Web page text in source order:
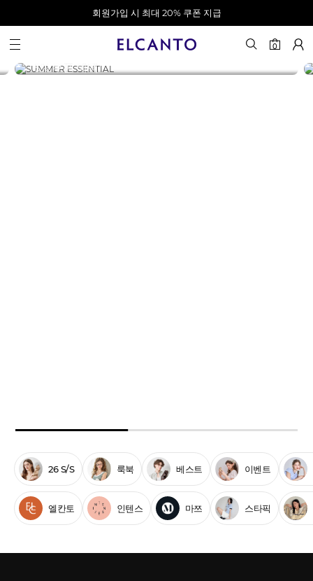
오전 10시 이전 결제 완료 시 오늘 출발!
회원가입 시 최대 20% 쿠폰 지급
카카오 채널 추가 시 10% 쿠폰 증정
0
ELCANTO
SUMMER LOOKBOOK
여름의 움직임을 정제하다
26 S/S 룩북 베스트 이벤트
엘칸토 인텐스 마쯔 스타픽